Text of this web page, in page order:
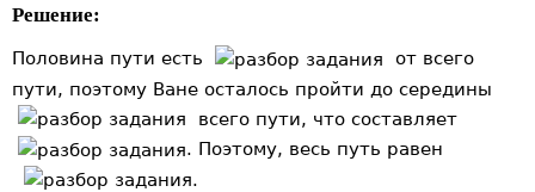
Решение:
Половина пути есть
от всего
пути, поэтому Ване осталось пройти до середины
всего пути, что составляет
. Поэтому, весь путь равен
.